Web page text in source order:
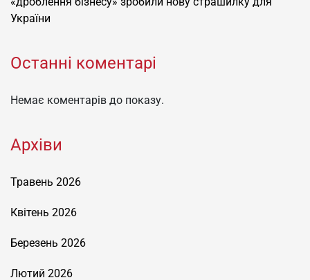
України
Останні коментарі
Немає коментарів до показу.
Архіви
Травень 2026
Квітень 2026
Березень 2026
Лютий 2026